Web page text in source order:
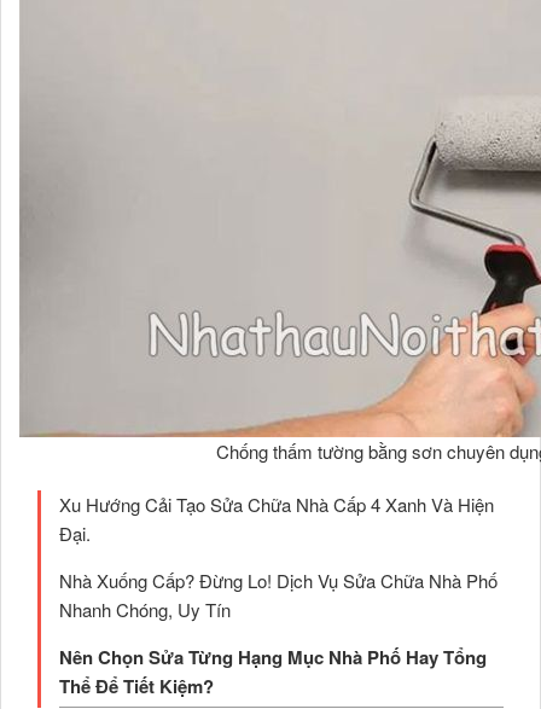
Chống thấm tường bằng sơn chuyên
Xu Hướng Cải Tạo Sửa Chữa Nhà Cấp 4 Xanh Và Hiện
Đại.
Nhà Xuống Cấp? Đừng Lo! Dịch Vụ Sửa Chữa Nhà Phố
Nhanh Chóng, Uy Tín
Nên Chọn Sửa Từng Hạng Mục Nhà Phố Hay Tổng
Thể Để Tiết Kiệm?